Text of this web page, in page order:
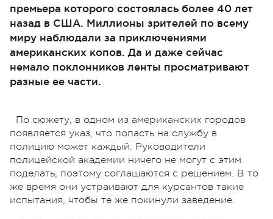
премьера которого состоялась более 40 лет
назад в США. Миллионы зрителей по всему
миру наблюдали за приключениями
американских копов. Да и даже сейчас
немало поклонников ленты просматривают
разные ее части.
По сюжету, в одном из американских городов
появляется указ, что попасть на службу в
полицию может каждый. Руководители
полицейской академии ничего не могут с этим
поделать, поэтому соглашаются с решением. В то
же время они устраивают для курсантов такие
испытания, чтобы те же покинули заведение.